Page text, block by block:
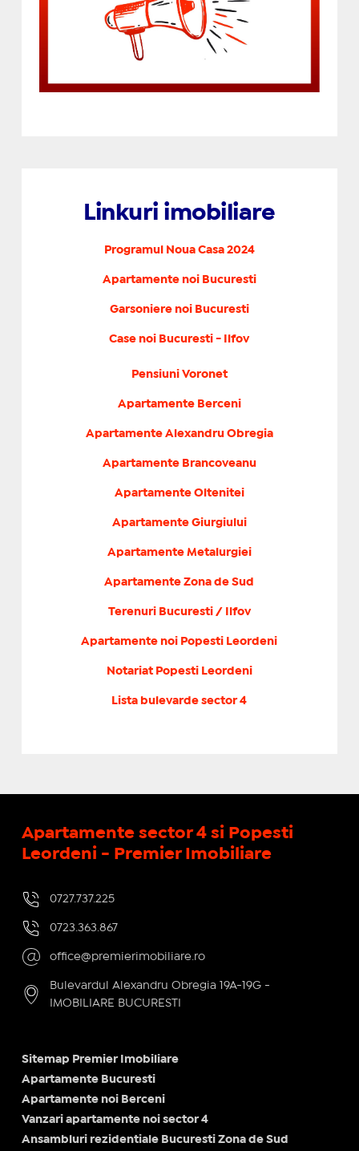
Linkuri imobiliare
Programul Noua Casa 2024
Apartamente noi Bucuresti
Garsoniere noi Bucuresti
Case noi Bucuresti - Ilfov
Pensiuni Voronet
Apartamente Berceni
Apartamente Alexandru Obregia
Apartamente Brancoveanu
Apartamente Oltenitei
Apartamente Giurgiului
Apartamente Metalurgiei
Apartamente Zona de Sud
Terenuri Bucuresti / Ilfov
Apartamente noi Popesti Leordeni
Notariat Popesti Leordeni
Lista bulevarde sector 4
Apartamente sector 4 si Popesti
Leordeni - Premier Imobiliare
0727.737.225
0723.363.867
office@premierimobiliare.ro
Bulevardul Alexandru Obregia 19A-19G -
IMOBILIARE BUCURESTI
Sitemap Premier Imobiliare
Apartamente Bucuresti
Apartamente noi Berceni
Vanzari apartamente noi sector 4
Ansambluri rezidentiale Bucuresti Zona de Sud